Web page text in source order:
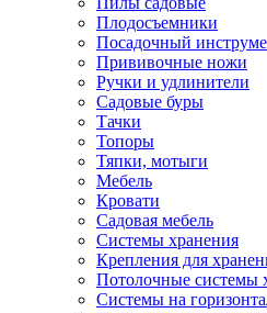
Плодосъемники
Посадочный
Прививочные ножи
Ручки и удлинители
Садовые буры
Тачки
Топоры
Тяпки, мотыги
Мебель
Кровати
Садовая мебель
Системы хранения
Крепления для
Потолочные системы
Системы на